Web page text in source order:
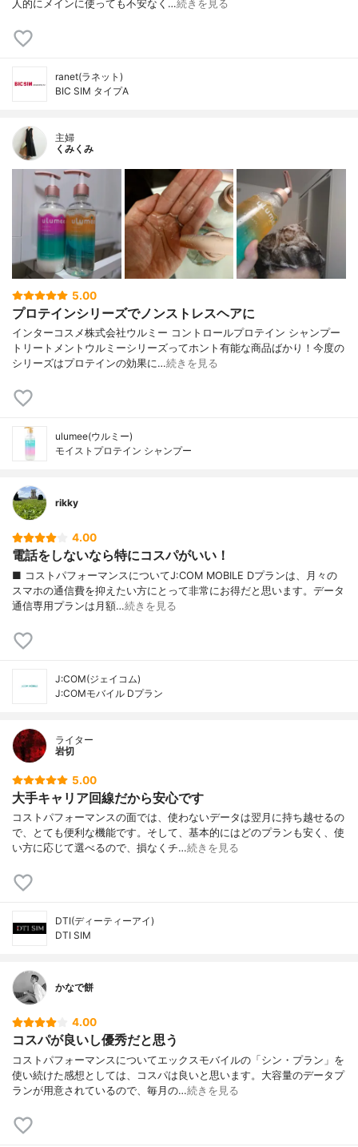
人的にメインに使っても不安なく…続きを見る
ranet(ラネット)
BIC SIM タイプA
主婦
くみくみ
5.00
プロテインシリーズでノンストレスヘアに
インターコスメ株式会社ウルミー コントロールプロテイン シャンプー
トリートメントウルミーシリーズってホント有能な商品ばかり！今度の
シリーズはプロテインの効果に…続きを見る
ulumee(ウルミー)
モイストプロテイン シャンプー
rikky
4.00
電話をしないなら特にコスパがいい！
■ コストパフォーマンスについてJ:COM MOBILE Dプランは、月々の
スマホの通信費を抑えたい方にとって非常にお得だと思います。データ
通信専用プランは月額…続きを見る
J:COM(ジェイコム)
J:COMモバイル Dプラン
ライター
岩切
5.00
大手キャリア回線だから安心です
コストパフォーマンスの面では、使わないデータは翌月に持ち越せるの
で、とても便利な機能です。そして、基本的にはどのプランも安く、使
い方に応じて選べるので、損なくチ…続きを見る
DTI(ディーティーアイ)
DTI SIM
かなで餅
4.00
コスパが良いし優秀だと思う
コストパフォーマンスについてエックスモバイルの「シン・プラン」を
使い続けた感想としては、コスパは良いと思います。大容量のデータプ
ランが用意されているので、毎月の…続きを見る